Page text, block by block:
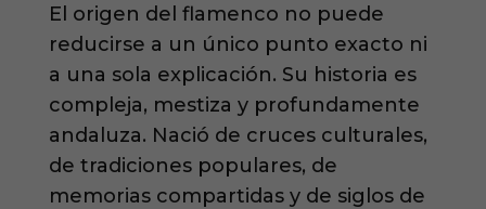
El origen del flamenco no puede
reducirse a un único punto exacto ni
a una sola explicación. Su historia es
compleja, mestiza y profundamente
andaluza. Nació de cruces culturales,
de tradiciones populares, de
memorias compartidas y de siglos de